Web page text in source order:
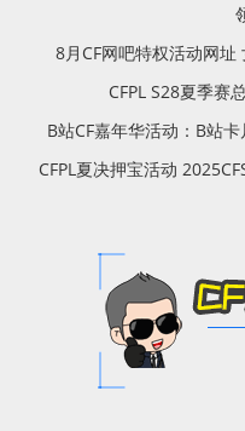
8月CF网吧特权活动网
CFPL S28夏季赛
B站CF嘉年华活动：B站
CFPL夏决押宝活动